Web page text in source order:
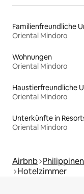
Oriental Mindoro
Wohnungen
Oriental Mindoro
Oriental Mindoro
Unterkünfte in
Oriental Mindoro
Airbnb Philippinen
Hotelzimmer